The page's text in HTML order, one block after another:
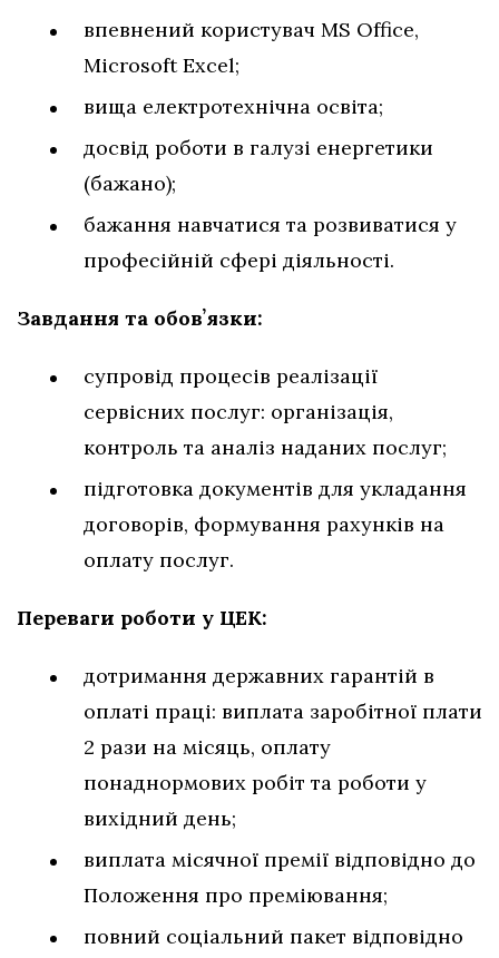
впевнений користувач MS Office,
Microsoft Excel;
вища електротехнічна освіта;
досвід роботи в галузі енергетики
(бажано);
бажання навчатися та розвиватися у
професійній сфері діяльності.
Завдання та обовʼязки:
супровід процесів реалізації
сервісних послуг: організація,
контроль та аналіз наданих послуг;
підготовка документів для укладання
договорів, формування рахунків на
оплату послуг.
Переваги роботи у ЦЕК:
дотримання державних гарантій в
оплаті праці: виплата заробітної плати
2 рази на місяць, оплату
понаднормових робіт та роботи у
вихідний день;
виплата місячної премії відповідно до
Положення про преміювання;
повний соціальний пакет відповідно